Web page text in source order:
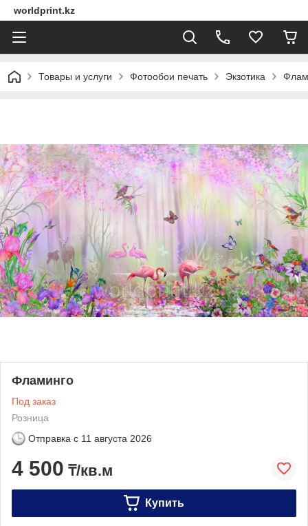
worldprint.kz
Товары и услуги Фотообои печать Экзотика
Фламинго
Под заказ
Розница
Отправка с 11 августа 2026
4 500 ₸/кв.м
Купить